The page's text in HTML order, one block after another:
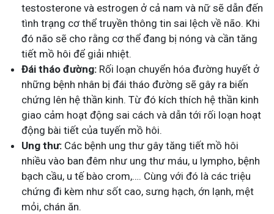
testosterone và estrogen ở cả nam và nữ sẽ dẫn đến
tình trạng cơ thể truyền thông tin sai lệch về não. Khi
đó não sẽ cho rằng cơ thể đang bị nóng và cần tăng
tiết mồ hôi để giải nhiệt.
Đái tháo đường: Rối loạn chuyển hóa đường huyết ở
những bệnh nhân bị đái tháo đường sẽ gây ra biến
chứng lên hệ thần kinh. Từ đó kích thích hệ thần kinh
giao cảm hoạt động sai cách và dẫn tới rối loạn hoạt
động bài tiết của tuyến mồ hôi.
Ung thư: Các bệnh ung thư gây tăng tiết mồ hôi
nhiều vào ban đêm như ung thư máu, u lympho, bệnh
bạch cầu, u tế bào crom,…. Cùng với đó là các triệu
chứng đi kèm như sốt cao, sưng hạch, ớn lạnh, mệt
mỏi, chán ăn.